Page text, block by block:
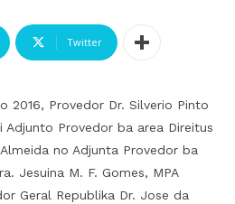
Twitter
2016, Provedor Dr. Silverio Pinto
Adjunto Provedor ba area Direitus
no Adjunta Provedor ba
Jesuina M. F. Gomes, MPA
Geral Republika Dr. Jose da